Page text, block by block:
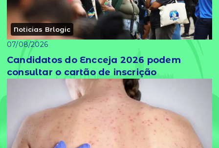
Noticias Brlogic
07/08/2026
Candidatos do Encceja 2026 podem
consultar o cartão de inscrição